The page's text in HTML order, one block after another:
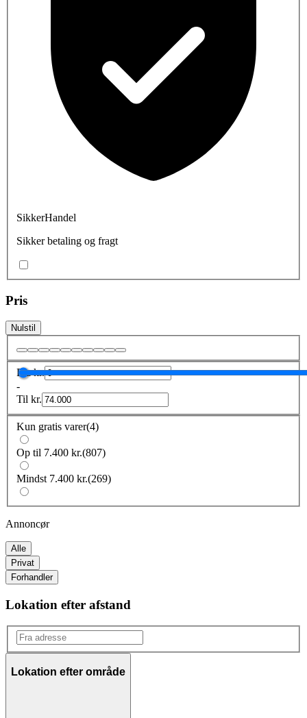
SikkerHandel
Sikker betaling og fragt
Pris
Nulstil
Frakr.
-
Til kr.
Kun gratis varer(4)
Op til 7.400 kr.(807)
Mindst 7.400 kr.(269)
Annoncør
Alle
Privat
Forhandler
Lokation efter afstand
Lokation efter område